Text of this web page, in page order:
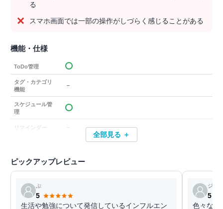
る
スマホ画面では一部の操作がしづらく感じることがある
機能・仕様
ToDo管理
タグ・カテゴリ
機能
－
スケジュール管
理
リマインダー －
全部見る ＋
ピックアップレビュー
ぷ
5
生活や勉強について発信しているインフルエン
ジェ
5
色々な機